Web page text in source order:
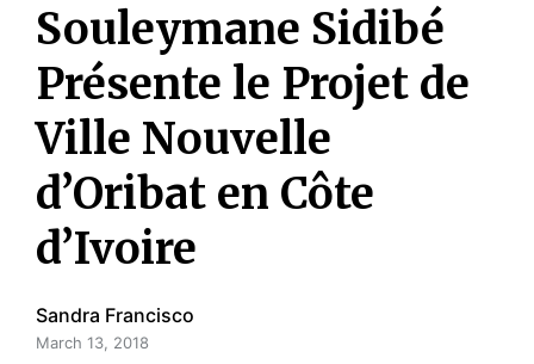
Souleymane Sidibé
Présente le Projet de
Ville Nouvelle
d’Oribat en Côte
d’Ivoire
Sandra Francisco
March 13, 2018